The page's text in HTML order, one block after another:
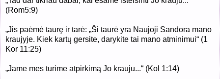
(Rom5:9)
„Jis paėmė taurę ir tarė: „Ši taurė yra Naujoji Sandora mano
kraujyje. Kiek kartų gersite, darykite tai mano atminimui“ (1
Kor 11:25)
„Jame mes turime atpirkimą Jo krauju...“ (Kol 1:14)